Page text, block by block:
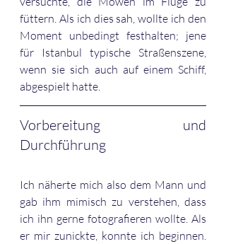
füttern. Als ich dies sah, wollte ich den
Moment unbedingt festhalten; jene
für Istanbul typische Straßenszene,
wenn sie sich auch auf einem Schiff,
abgespielt hatte.
Vorbereitung und
Durchführung
Ich näherte mich also dem Mann und
gab ihm mimisch zu verstehen, dass
ich ihn gerne fotografieren wollte. Als
er mir zunickte, konnte ich beginnen.